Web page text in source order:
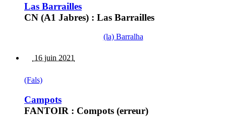
Las Barrailles
CN (A1 Jabres) : Las Barrailles
(la) Barralha
16 juin 2021
(Fals)
Campots
FANTOIR : Compots (erreur)